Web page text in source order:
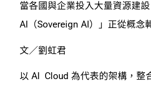
當各國與企業投入大量資源建
AI（Sovereign AI）」正從概念
文／劉虹君
以 AI Cloud 為代表的架構，整